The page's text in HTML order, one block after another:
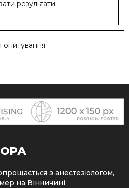
результати
опитування
з анестезіологом,
на Вінничині